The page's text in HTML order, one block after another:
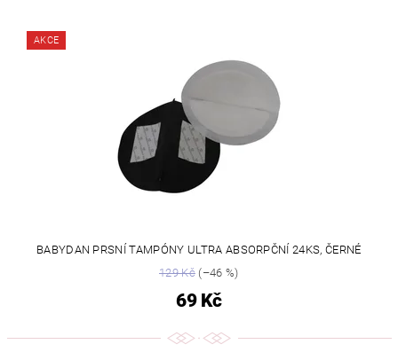
AKCE
BABYDAN PRSNÍ TAMPÓNY ULTRA ABSORPČNÍ 24KS, ČERNÉ
129 Kč(–46 %)
69 Kč